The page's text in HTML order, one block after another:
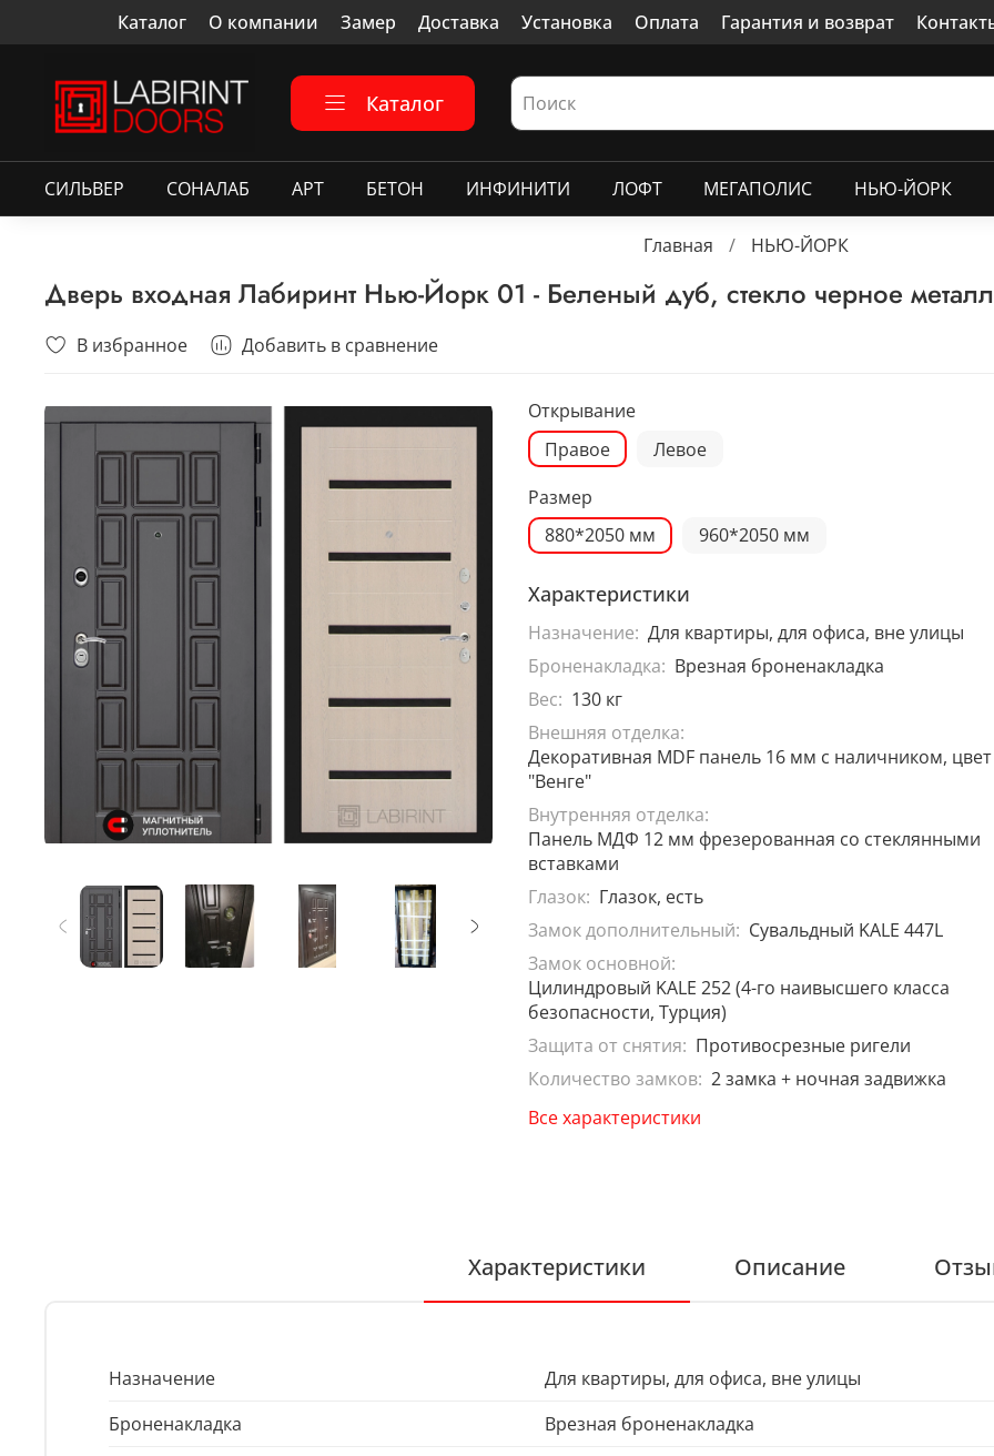
Каталог О компании Замер Доставка Установка Оплата Гарантия и возврат
Каталог
СИЛЬВЕР СОНАЛАБ АРТ БЕТОН ИНФИНИТИ ЛОФТ МЕГАПОЛИС НЬЮ-ЙОРК
Главная НЬЮ-ЙОРК
Дверь входная Лабиринт Нью-Йорк 01 - Беленый дуб, стекло черное
В избранное Добавить в сравнение
Открывание
Правое
Левое
Размер
880*2050 мм
960*2050 мм
Характеристики
Назначение: Для квартиры, для офиса, вне улицы
Броненакладка: Врезная броненакладка
Вес: 130 кг
Внешняя отделка:
Декоративная MDF панель 16 мм с наличником, цвет
"Венге"
Внутренняя отделка:
Панель МДФ 12 мм фрезерованная со стеклянными
вставками
Глазок: Глазок, есть
Замок дополнительный: Сувальдный KALE 447L
Замок основной:
Цилиндровый KALE 252 (4-го наивысшего класса
безопасности, Турция)
Защита от снятия: Противосрезные ригели
Количество замков: 2 замка + ночная задвижка
Все характеристики
Характеристики Описание
Назначение
Для квартиры, для офиса, вне улицы
Броненакладка
Врезная броненакладка